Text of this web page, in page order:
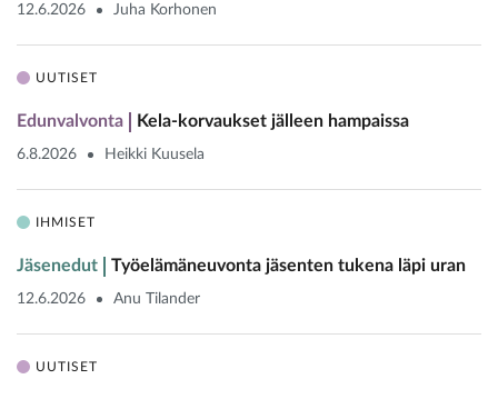
12.6.2026 Juha Korhonen
UUTISET
Edunvalvonta Kela-korvaukset jälleen hampaissa
6.8.2026 Heikki Kuusela
IHMISET
Jäsenedut Työelämäneuvonta jäsenten tukena läpi uran
12.6.2026 Anu Tilander
UUTISET